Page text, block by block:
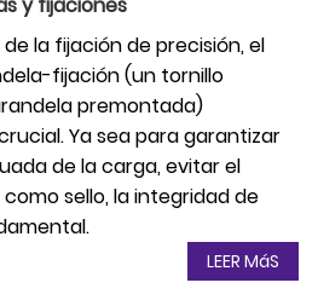
la fijación de precisión, el
fijación (un tornillo
premontada)
Ya sea para garantizar
de la carga, evitar el
sello, la integridad de
LEER MáS